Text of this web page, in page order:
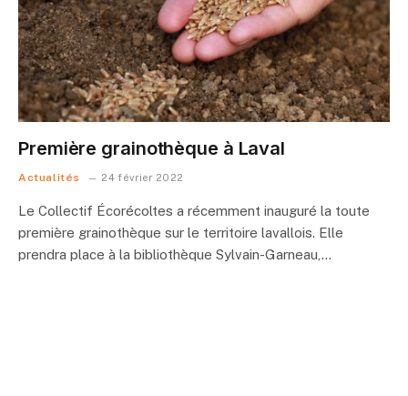
Première grainothèque à Laval
Actualités 24 février 2022
Le Collectif Écorécoltes a récemment inauguré la toute
première grainothèque sur le territoire lavallois. Elle
prendra place à la bibliothèque Sylvain-Garneau,…